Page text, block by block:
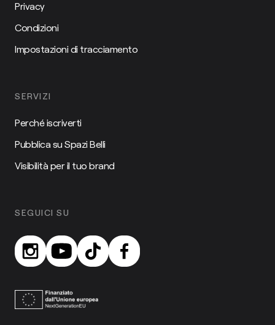
Privacy
Condizioni
Impostazioni di tracciamento
SERVIZI
Perché iscriverti
Pubblica su Spazi Belli
Visibilità per il tuo brand
SEGUICI SU